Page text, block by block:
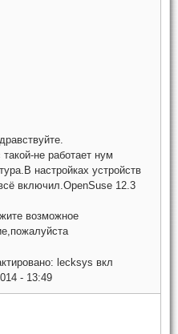
такой-не работает нум
настройках устройств
включил.OpenSuse 12.3
возможное
lecksys вкл
- 13:49